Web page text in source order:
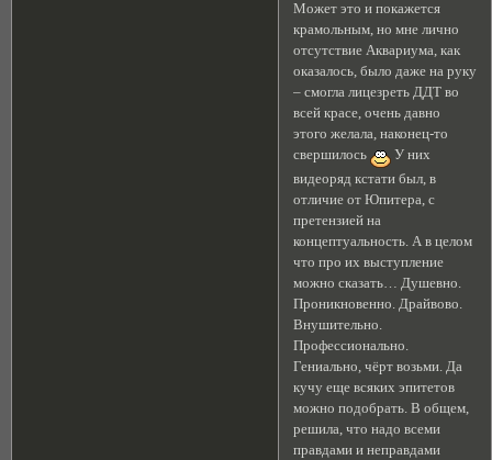
Может это и покажется
крамольным, но мне лично
отсутствие Аквариума, как
оказалось, было даже на руку
– смогла лицезреть ДДТ во
всей красе, очень давно
этого желала, наконец-то
свершилось
У них
видеоряд кстати был, в
отличие от Юпитера, с
претензией на
концептуальность. А в целом
что про их выступление
можно сказать… Душевно.
Проникновенно. Драйвово.
Внушительно.
Профессионально.
Гениально, чёрт возьми. Да
кучу еще всяких эпитетов
можно подобрать. В общем,
решила, что надо всеми
правдами и неправдами